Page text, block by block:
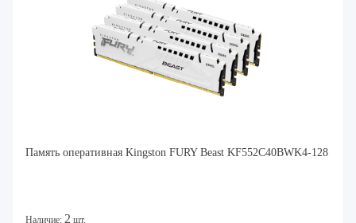
Память оперативная Kingston FURY Beast KF552C40BWK4-128
Наличие: 2 шт.